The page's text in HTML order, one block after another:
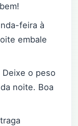
feira à
embale
o peso
noite. Boa